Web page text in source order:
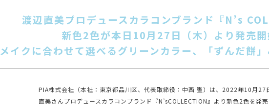
渡辺直美プロデュースカラコンブランド『N’s
新色2色が本日10月27日（木）より発売開
メイクに合わせて選べるグリーンカラー、「ずんだ餅」
PIA株式会社（本社：東京都品川区、代表取締役：中西 聖）は、2022年10月27
直美さんプロデュースカラコンブランド『N’sCOLLECTION』より新色2色を発売